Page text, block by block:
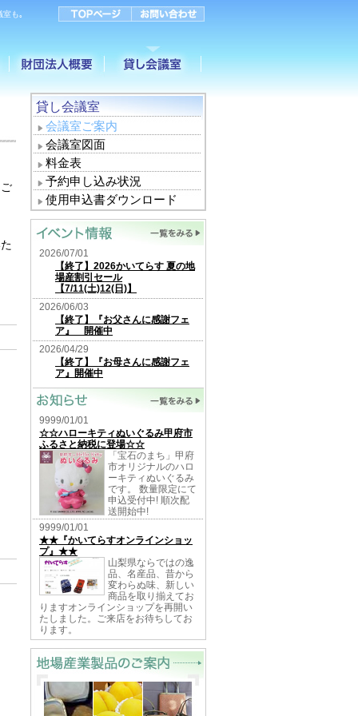
も｡
貸し会議室
会議室ご案内
会議室図面
料金表
予約申し込み状況
使用申込書ダウンロード
2026/07/01
【終了】2026かいてらす 夏の地
場産割引セール
【7/11(土)12(日)】
2026/06/03
【終了】『お父さんに感謝フェ
ア』 開催中
2026/04/29
【終了】『お母さんに感謝フェ
ア』開催中
9999/01/01
☆☆ハローキティぬいぐるみ甲府市
ふるさと納税に登場☆☆
「宝石のまち」甲府
市オリジナルのハロ
ーキティぬいぐるみ
です。 数量限定にて
申込受付中! 順次配
送開始中!
9999/01/01
★★『かいてらすオンラインショッ
プ』★★
山梨県ならではの逸
品、名産品、昔から
変わらぬ味、新しい
商品を取り揃えてお
りますオンラインショップを再開い
たしました。ご来店をお待ちしてお
ります。